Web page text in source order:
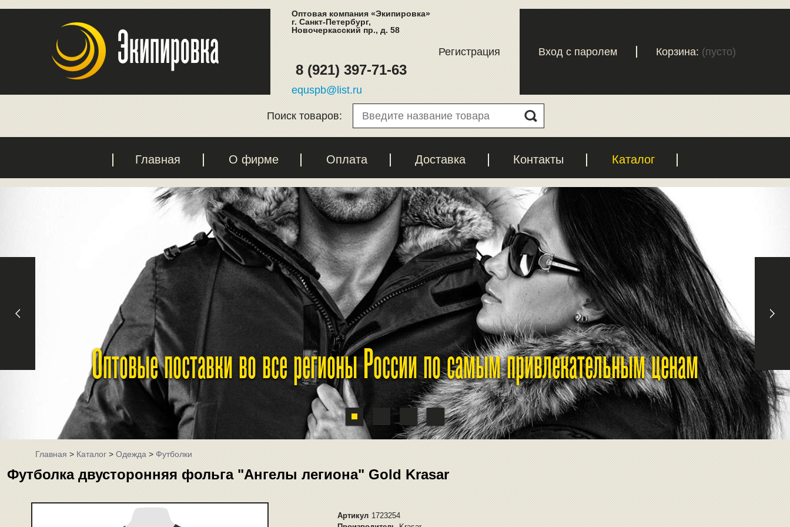
Оптовая компания «Экипировка»
г. Санкт-Петербург,
Новочеркасский пр., д. 58
8 (921) 397-71-63
equspb@list.ru
Регистрация Вход с паролем Корзина: (пусто)
Поиск товаров:
Главная О фирме Оплата Доставка Контакты Каталог
Оптовые поставки во все регионы России по самым привлекательным ценам
Главная>Каталог>Одежда>Футболки
Футболка двусторонняя фольга "Ангелы легиона" Gold Krasar
Артикул 1723254